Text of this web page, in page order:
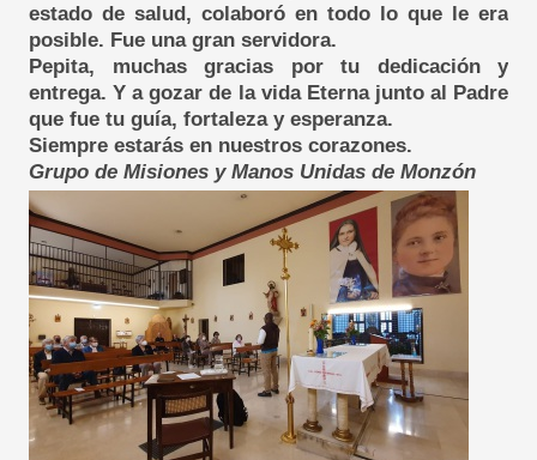
estado de salud, colaboró en todo lo que le era
posible. Fue una gran servidora.
Pepita, muchas gracias por tu dedicación y
entrega. Y a gozar de la vida Eterna junto al Padre
que fue tu guía, fortaleza y esperanza.
Siempre estarás en nuestros corazones.
Grupo de Misiones y Manos Unidas de Monzón